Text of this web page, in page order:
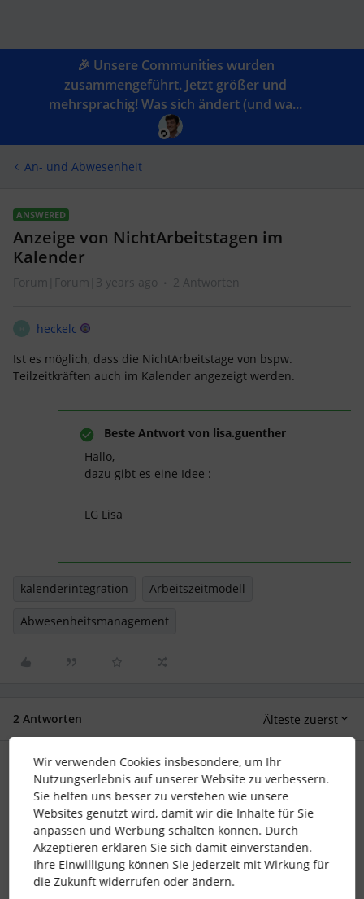
🎉 Unsere Communities wurden
zusammengeführt. Jetzt größer und
mehrsprachig! Was sich ändert (und wa...
An- und Abwesenheit
ANSWERED
Anzeige von NichtArbeitstagen im
Kalender
Forum|Forum|3 years ago 2 Antworten
heckelc
Ist es möglich, dass die NichtArbeitstage von bspw.
Teilzeitkräften auch im Kalender angezeigt werden.
Beste Antwort von lisa.guenther
Hallo,
dazu gibt es eine Idee :
LG Lisa
kalenderintegration Arbeitszeitmodell
Abwesenheitsmanagement
2 Antworten Älteste zuerst
EmmaEmily Forum|Forum|3 years ago
Hallo heckelc,
wir haben hier einfach eine Abwesenheit erstellt, die wir
“Teilzeit-Frei” genannt haben und mittels Excel-Upload für
alle betreffenden Mitarbeiter hochgeladen haben. So
erscheinen sie im Dashboard und im Kalender als abwesend
und alle wissen Bescheid.
Wir verwenden Cookies insbesondere, um Ihr
Nutzungserlebnis auf unserer Website zu verbessern.
Sie helfen uns besser zu verstehen wie unsere
Websites genutzt wird, damit wir die Inhalte für Sie
anpassen und Werbung schalten können. Durch
Akzeptieren erklären Sie sich damit einverstanden.
Ihre Einwilligung können Sie jederzeit mit Wirkung für
die Zukunft widerrufen oder ändern.